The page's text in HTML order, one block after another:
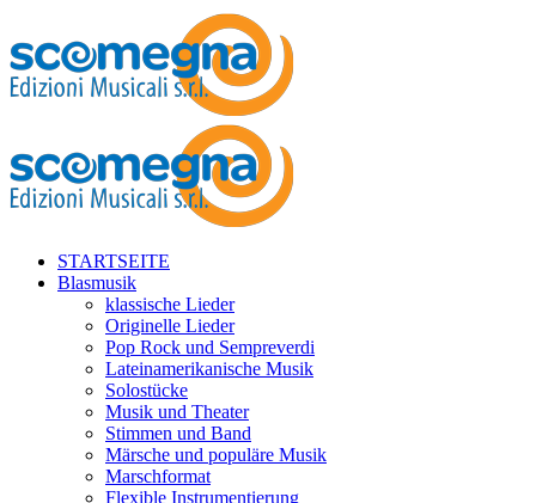
STARTSEITE
Blasmusik
klassische Lieder
Originelle Lieder
Pop Rock und Sempreverdi
Lateinamerikanische Musik
Solostücke
Musik und Theater
Stimmen und Band
Märsche und populäre Musik
Marschformat
Flexible Instrumentierung